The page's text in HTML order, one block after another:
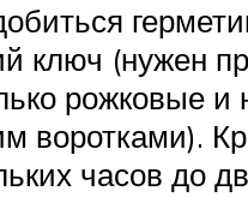
ключ (нужен
рожковые
воротками).
часов до